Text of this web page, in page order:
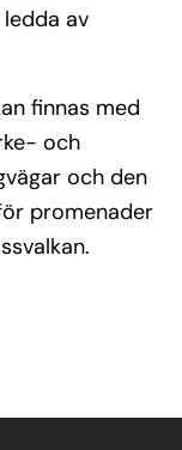
av
finnas med
och
och den
promenader